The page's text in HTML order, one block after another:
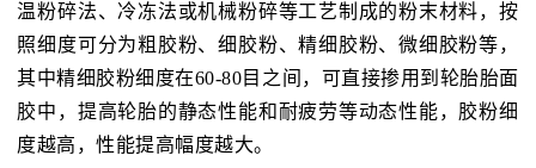
温粉碎法、冷冻法或机械粉碎等工艺制成的粉末材料，按
照细度可分为粗胶粉、细胶粉、精细胶粉、微细胶粉等，
其中精细胶粉细度在60-80目之间，可直接掺用到轮胎胎面
胶中，提高轮胎的静态性能和耐疲劳等动态性能，胶粉细
度越高，性能提高幅度越大。